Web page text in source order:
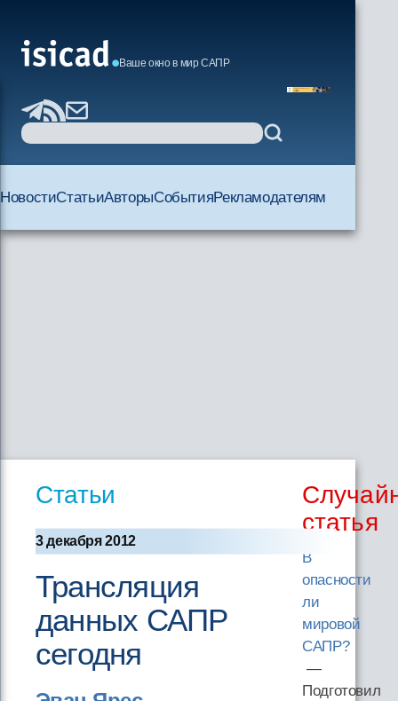
Ваше окно в мир САПР
НовостиСтатьиАвторыСобытияРекламодателям
Статьи
3 декабря 2012
Трансляция
данных САПР
сегодня
статья
В
опасности
ли
мировой
САПР?
—
Подготовил